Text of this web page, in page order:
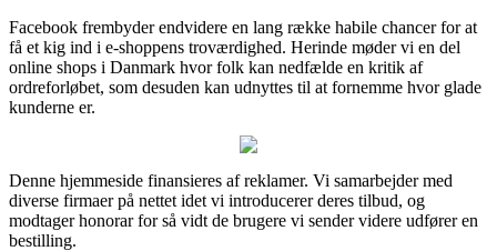
Facebook frembyder endvidere en lang række habile chancer for at
få et kig ind i e-shoppens troværdighed. Herinde møder vi en del
online shops i Danmark hvor folk kan nedfælde en kritik af
ordreforløbet, som desuden kan udnyttes til at fornemme hvor glade
kunderne er.
Denne hjemmeside finansieres af reklamer. Vi samarbejder med
diverse firmaer på nettet idet vi introducerer deres tilbud, og
modtager honorar for så vidt de brugere vi sender videre udfører en
bestilling.